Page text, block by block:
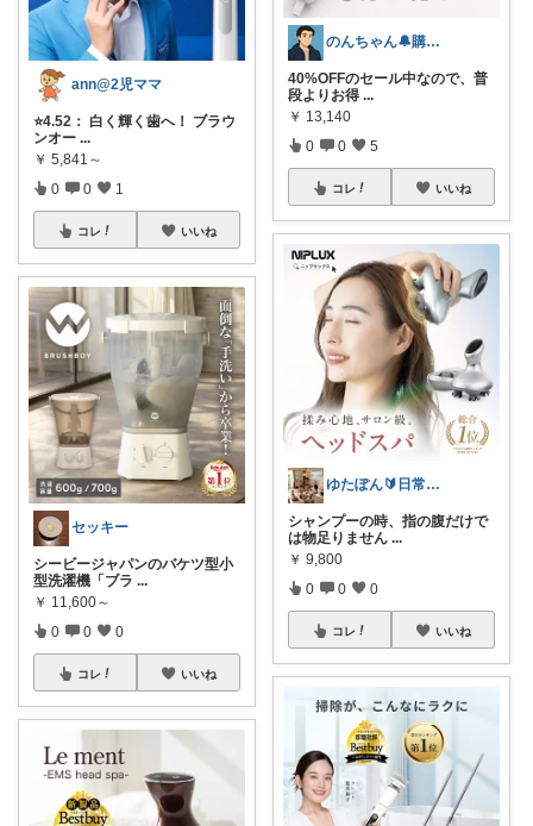
ann@2児ママ
⭐4.52： 白く輝く歯へ！ ブラウ
ンオー ...
￥ 5,841～
0 0 1
コレ いいね
セッキー
シービージャパンのバケツ型小
型洗濯機「ブラ ...
￥ 11,600～
0 0 0
コレ いいね
のんちゃん🔔購入感謝です✨
40%OFFのセール中なので、普
段よりお得 ...
￥ 13,140
0 0 5
コレ いいね
ゆたぽん🔰日常のあったらいいな👍
シャンプーの時、指の腹だけで
は物足りません ...
￥ 9,800
0 0 0
コレ いいね